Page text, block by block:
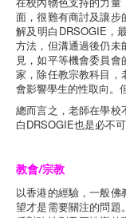
面，很難有商討及讓步
解及明白DRSOGIE，
方法，但溝通過後仍未
見，如平等機會委員
家，除任教宗教科目，
會影響學生的性取向。
總而言之，老師在學校
白DRSOGIE也是必不可
教會/宗教
以香港的經驗，一般
望才是需要關注的問題